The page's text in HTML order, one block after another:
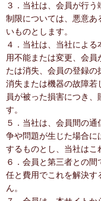
３．当社は、会員が行
制限については、悪意あ
いものとします。
４．当社は、当社によ
用不能または変更、会
たは消失、会員の登録
消失または機器の故障
員が被った損害につき
す。
５．当社は、会員間の
争や問題が生じた場合
するものとし、当社はこ
６．会員と第三者との
任と費用でこれを解決
ん。